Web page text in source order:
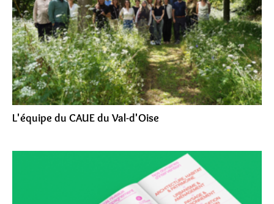
L'équipe du CAUE du Val-d'Oise